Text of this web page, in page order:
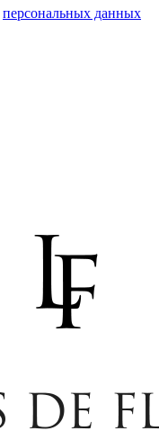
персональных данных